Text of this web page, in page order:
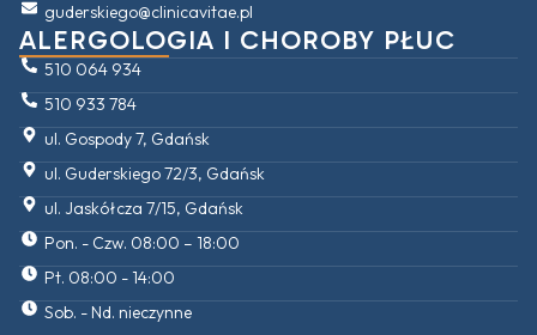
guderskiego@clinicavitae.pl
ALERGOLOGIA I CHOROBY PŁUC
510 064 934
510 933 784
ul. Gospody 7, Gdańsk
ul. Guderskiego 72/3, Gdańsk
ul. Jaskółcza 7/15, Gdańsk
Pon. - Czw. 08:00 – 18:00
Pt. 08:00 - 14:00
Sob. - Nd. nieczynne